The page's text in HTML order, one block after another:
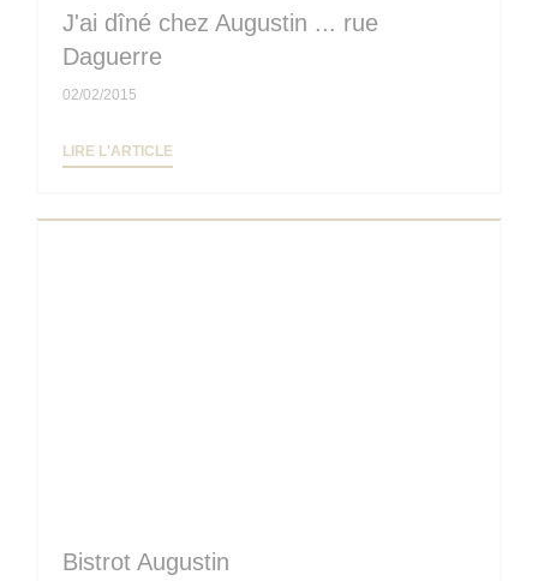
J'ai dîné chez Augustin ... rue
Daguerre
02/02/2015
LIRE L'ARTICLE
Bistrot Augustin